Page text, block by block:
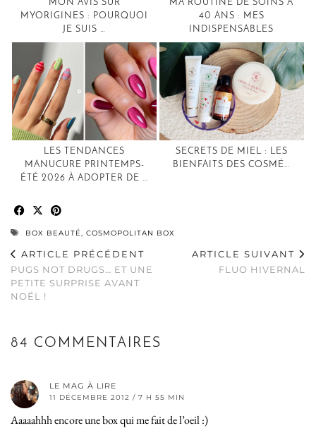
MON AVIS SUR
MYORIGINES : POURQUOI
JE SUIS …
MA ROUTINE DE SOINS À
40 ANS : MES
INDISPENSABLES
LES TENDANCES
MANUCURE PRINTEMPS-
ÉTÉ 2026 À ADOPTER DE …
SECRETS DE MIEL : LES
BIENFAITS DES COSMÉ…
BOX BEAUTÉ, COSMOPOLITAN BOX
ARTICLE PRÉCÉDENT
PUGS NOT DRUGS… ET UNE
PETITE SURPRISE AVANT
NOËL !
ARTICLE SUIVANT
FLUO HIVERNAL
84 COMMENTAIRES
LE MAG À LIRE
11 DÉCEMBRE 2012 / 7 H 55 MIN
Aaaaahhh encore une box qui me fait de l’oeil :)